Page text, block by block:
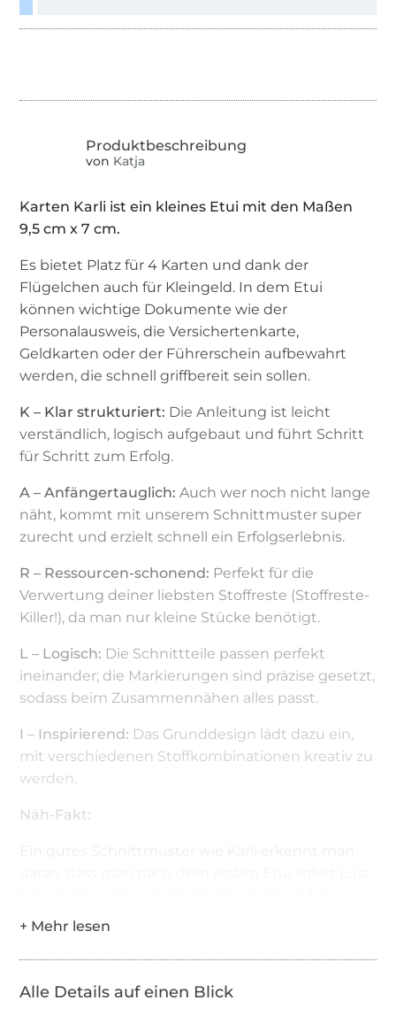
von Katja
Karten Karli ist ein kleines Etui mit den Maßen
9,5 cm x 7 cm.
Es bietet Platz für 4 Karten und dank der
Flügelchen auch für Kleingeld. In dem Etui
können wichtige Dokumente wie der
Personalausweis, die Versichertenkarte,
Geldkarten oder der Führerschein aufbewahrt
werden, die schnell griffbereit sein sollen.
K – Klar strukturiert: Die Anleitung ist leicht
verständlich, logisch aufgebaut und führt Schritt
für Schritt zum Erfolg.
A – Anfängertauglich: Auch wer noch nicht lange
näht, kommt mit unserem Schnittmuster super
zurecht und erzielt schnell ein Erfolgserlebnis.
R – Ressourcen-schonend: Perfekt für die
Verwertung deiner liebsten Stoffreste (Stoffreste-
Killer!), da man nur kleine Stücke benötigt.
L – Logisch: Die Schnittteile passen perfekt
ineinander; die Markierungen sind präzise gesetzt,
sodass beim Zusammennähen alles passt.
I – Inspirierend: Das Grunddesign lädt dazu ein,
mit verschiedenen Stoffkombinationen kreativ zu
werden.
Näh-Fakt:
Freunde und Familie zu starten!
Mal ehrlich: Wenn deine Geldbörse gestohlen
Alle Details auf einen Blick